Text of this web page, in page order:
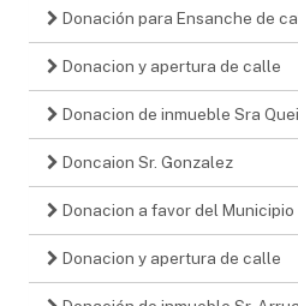
Donación para Ensanche de
Donacion y apertura de calle
Donacion de inmueble Sra
Doncaion Sr. Gonzalez
Donacion a favor del Municipio
Donacion y apertura de calle